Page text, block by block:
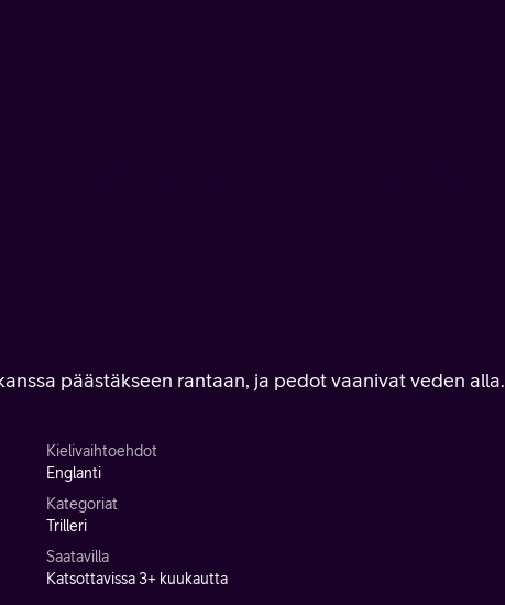
päästäkseen rantaan, ja pedot vaanivat veden alla.
Kielivaihtoehdot
Englanti
Kategoriat
Trilleri
Saatavilla
Katsottavissa 3+ kuukautta